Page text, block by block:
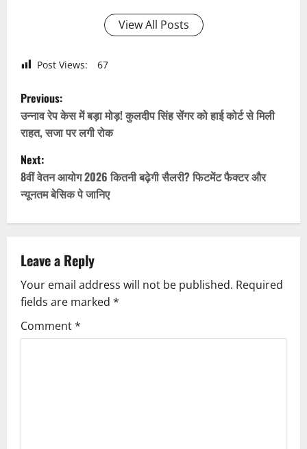
View All Posts
Post Views: 67
P
o
s
t
n
v
i
g
Previous:
उन्नाव रेप केस में बड़ा मोड़! कुलदीप सिंह सेंगर को हाई कोर्ट से मिली
राहत, सजा पर लगी रोक
Next:
8वीं वेतन आयोग 2026 कितनी बढ़ेगी सैलरी? फिटमेंट फैक्टर और
न्यूनतम बेसिक पे जानिए
Leave a Reply
Your email address will not be published. Required
fields are marked *
Comment*